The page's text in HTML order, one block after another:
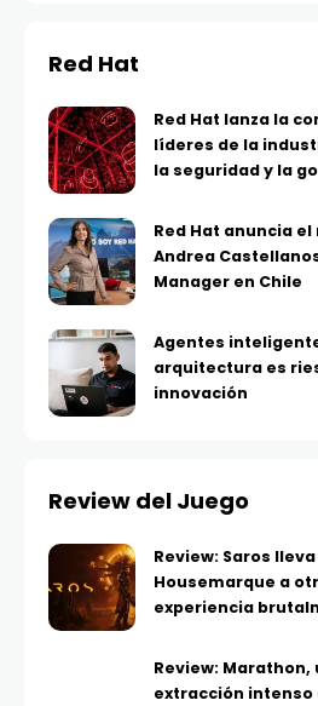
Red Hat
Red Hat lanza la
líderes de la
la seguridad y la
Red Hat anuncia
Andrea
Manager en Chile
Agentes
arquitectura es
innovación
Review del Juego
Review: Saros
Housemarque a
experiencia
Review: Marathon,
extracción intenso